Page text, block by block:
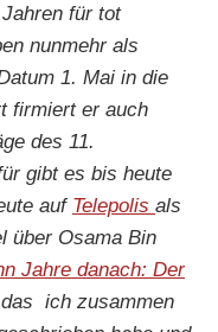
für tot
nunmehr als
1. Mai in die
firmiert er auch
des 11.
gibt es bis heute
auf Telepolis als
über Osama Bin
Jahre danach: Der
ich zusammen